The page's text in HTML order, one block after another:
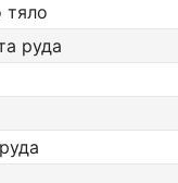
тяло
руда